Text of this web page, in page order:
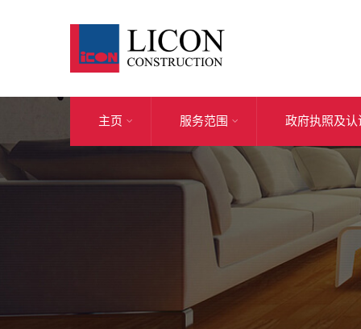
主页 服务范围 政府执照及认